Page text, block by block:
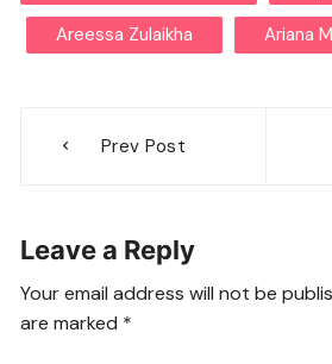
Areessa Zulaikha Ariana
navigation
Prev Post
Leave a Reply
Your email address will not be
are marked *